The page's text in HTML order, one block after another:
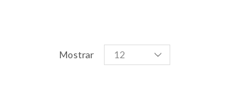
Mostrar
Productos
por